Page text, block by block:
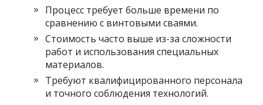
Процесс требует больше времени по
сравнению с винтовыми сваями.
Стоимость часто выше из-за сложности
работ и использования специальных
материалов.
Требуют квалифицированного персонала
и точного соблюдения технологий.